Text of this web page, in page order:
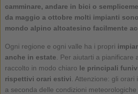
camminare, andare in bici o
da maggio a ottobre molti impianti
mondo alpino altoatesino facilmente
Ogni regione e ogni valle ha i propri
anche in estate . Per aiutarti a pianificare
raccolto in modo chiaro le principali
rispettivi orari estivi . Attenzione: gli
a seconda delle condizioni